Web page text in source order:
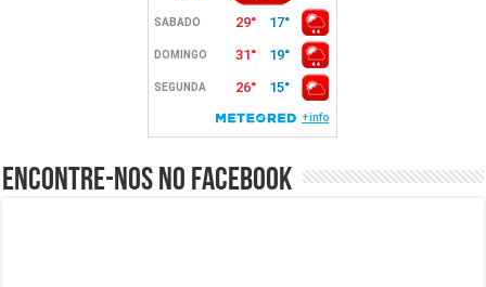
Encontre-nos no Facebook